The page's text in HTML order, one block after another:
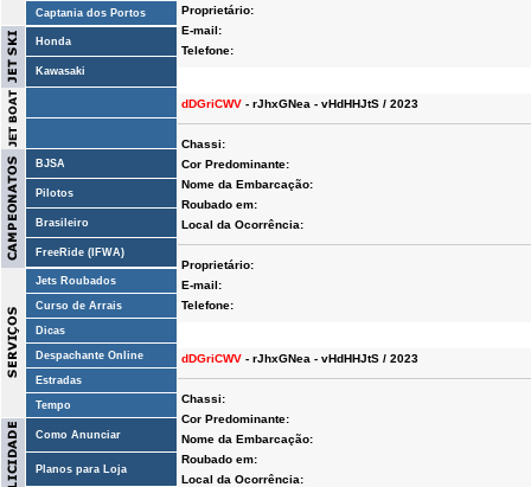
Captania dos Portos
Honda
Kawasaki
BJSA
Pilotos
Brasileiro
FreeRide (IFWA)
Jets Roubados
Curso de Arrais
Dicas
Despachante Online
Estradas
Tempo
Como Anunciar
Planos para Loja
Proprietário:
E-mail:
Telefone:
dDGriCWV - rJhxGNea - vHdHHJtS / 2023
Chassi:
Cor Predominante:
Nome da Embarcação:
Roubado em:
Local da Ocorrência:
Proprietário:
E-mail:
Telefone:
dDGriCWV - rJhxGNea - vHdHHJtS / 2023
Chassi:
Cor Predominante:
Nome da Embarcação:
Roubado em:
Local da Ocorrência: